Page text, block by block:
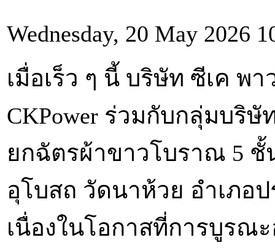
Wednesday, 20 May 2026
เมื่อเร็ว ๆ นี้ บริษัท ซีเค พ
CKPower ร่วมกับกลุ่มบริ
ยกฉัตรผ้าขาวโบราณ 5 ชั้
อุโบสถ วัดนาห้วย อำเภอ
เนื่องในโอกาสที่การบูรณ